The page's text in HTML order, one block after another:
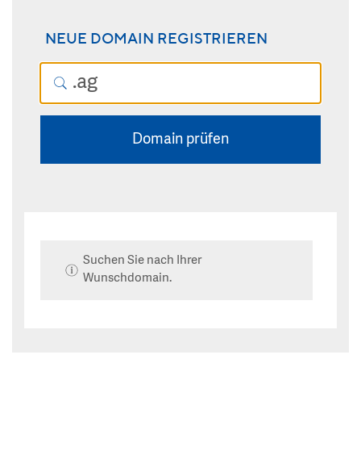
NEUE DOMAIN REGISTRIEREN
Domain prüfen
Suchen Sie nach Ihrer
Wunschdomain.